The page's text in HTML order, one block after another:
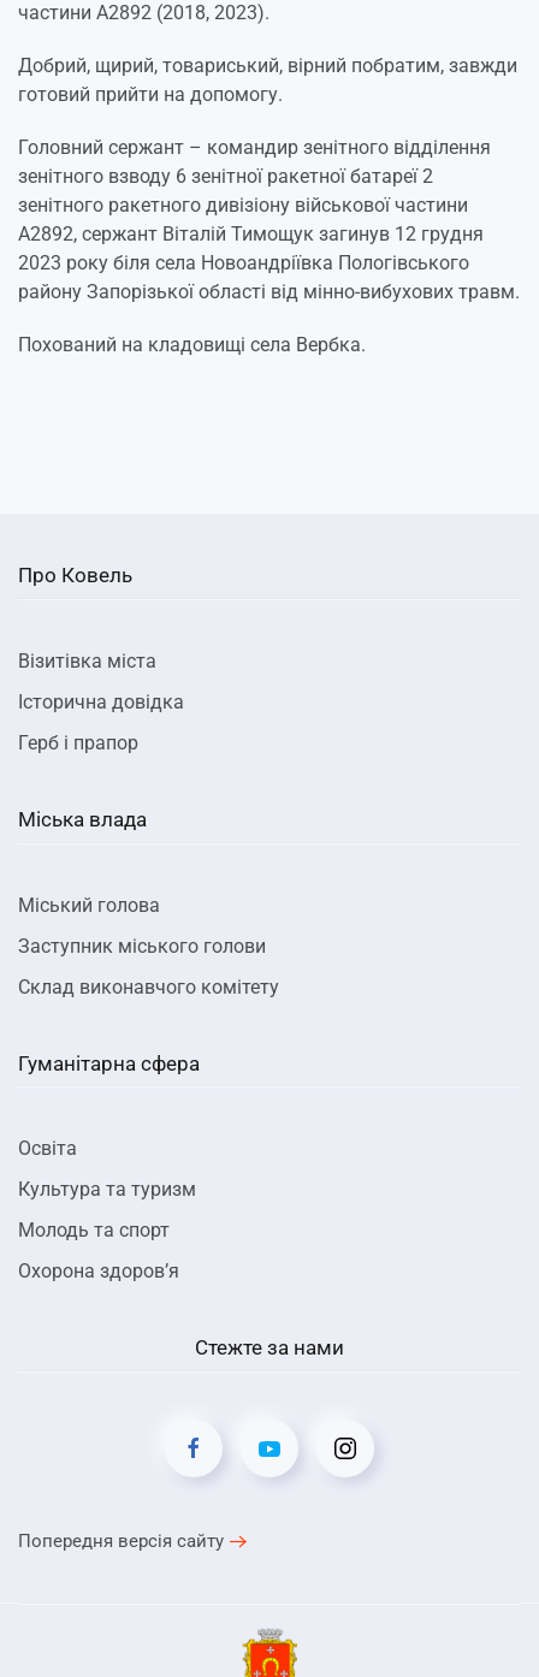
частини А2892 (2018, 2023).
Добрий, щирий, товариський, вірний побратим, завжди
готовий прийти на допомогу.
Головний сержант – командир зенітного відділення
зенітного взводу 6 зенітної ракетної батареї 2
зенітного ракетного дивізіону військової частини
А2892, сержант Віталій Тимощук загинув 12 грудня
2023 року біля села Новоандріївка Пологівського
району Запорізької області від мінно-вибухових травм.
Похований на кладовищі села Вербка.
Про Ковель
Візитівка міста
Історична довідка
Герб і прапор
Міська влада
Міський голова
Заступник міського голови
Склад виконавчого комітету
Гуманітарна сфера
Освіта
Культура та туризм
Молодь та спорт
Охорона здоров’я
Стежте за нами
Попередня версія сайту